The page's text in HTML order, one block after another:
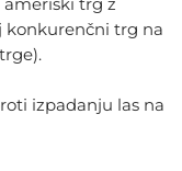
konkurenčni trg na
izpadanju las na